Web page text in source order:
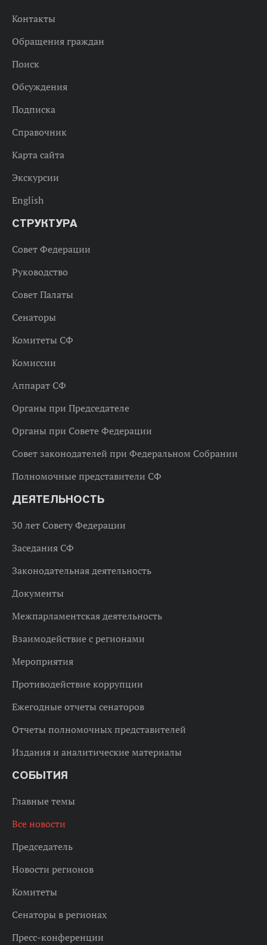
Контакты
Обращения граждан
Поиск
Обсуждения
Подписка
Справочник
Карта сайта
Экскурсии
English
СТРУКТУРА
Совет Федерации
Руководство
Совет Палаты
Сенаторы
Комитеты СФ
Комиссии
Аппарат СФ
Органы при Председателе
Органы при Совете Федерации
Совет законодателей при Федеральном Собрании
Полномочные представители СФ
ДЕЯТЕЛЬНОСТЬ
30 лет Совету Федерации
Заседания СФ
Законодательная деятельность
Документы
Межпарламентская деятельность
Взаимодействие с регионами
Мероприятия
Противодействие коррупции
Ежегодные отчеты сенаторов
Отчеты полномочных представителей
Издания и аналитические материалы
СОБЫТИЯ
Главные темы
Все новости
Председатель
Новости регионов
Комитеты
Сенаторы в регионах
Пресс-конференции